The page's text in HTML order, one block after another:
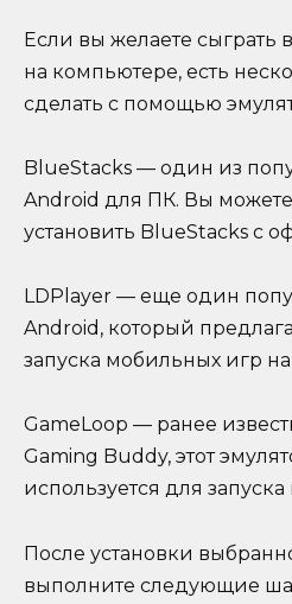
Если вы желаете сыграть
на компьютере, есть
сделать с помощью
BlueStacks — один из
Android для ПК. Вы можете
установить BlueStacks с
LDPlayer — еще один
Android, который
запуска мобильных игр
GameLoop — ранее
Gaming Buddy, этот
используется для
После установки
выполните следующие